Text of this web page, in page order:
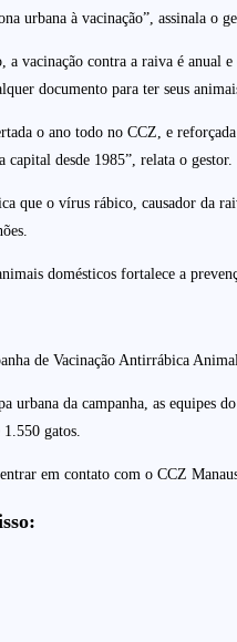
urbana à vacinação”, assinala o
vacinação contra a raiva é anual
documento para ter seus
o ano todo no CCZ, e
capital desde 1985”, relata o gestor.
que o vírus rábico, causador da
domésticos fortalece a
de Vacinação Antirrábica
urbana da campanha, as equipes
gatos.
em contato com o CCZ